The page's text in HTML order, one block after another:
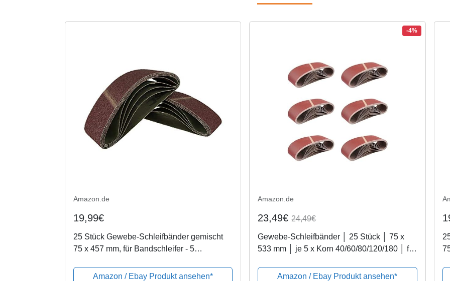
Amazon.de
19,99€
25 Stück Gewebe-Schleifbänder gemischt
75 x 457 mm, für Bandschleifer - 5
Schleifpapier/Schleif-Mix/Schleifbänder
Amazon / Ebay Produkt ansehen*
-4%
Amazon.de
23,49€24,49€
Gewebe-Schleifbänder │ 25 Stück │ 75 x
533 mm │ je 5 x Korn 40/60/80/120/180 │ für
Schleifband-Set
Amazon / Ebay Produkt ansehen*